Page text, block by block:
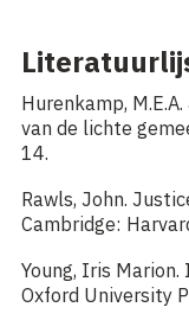
Hurenkamp,
van de lichte
14.
Rawls, John.
Cambridge:
Young, Iris Marion.
Oxford University